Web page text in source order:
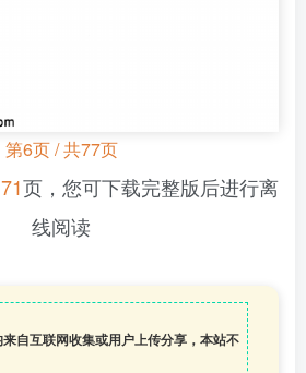
第6页 / 共77页
71页，您可下载完整版后进行离
线阅读
来自互联网收集或用户上传分享，本站不